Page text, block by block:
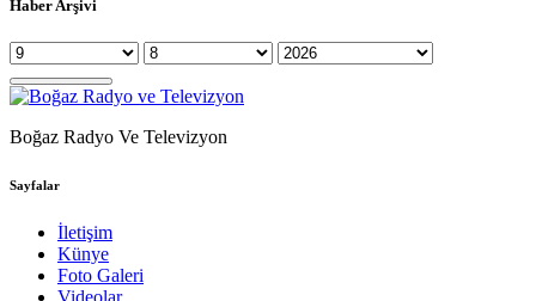
Haber Arşivi
Boğaz Radyo Ve Televizyon
Sayfalar
İletişim
Künye
Foto Galeri
Videolar